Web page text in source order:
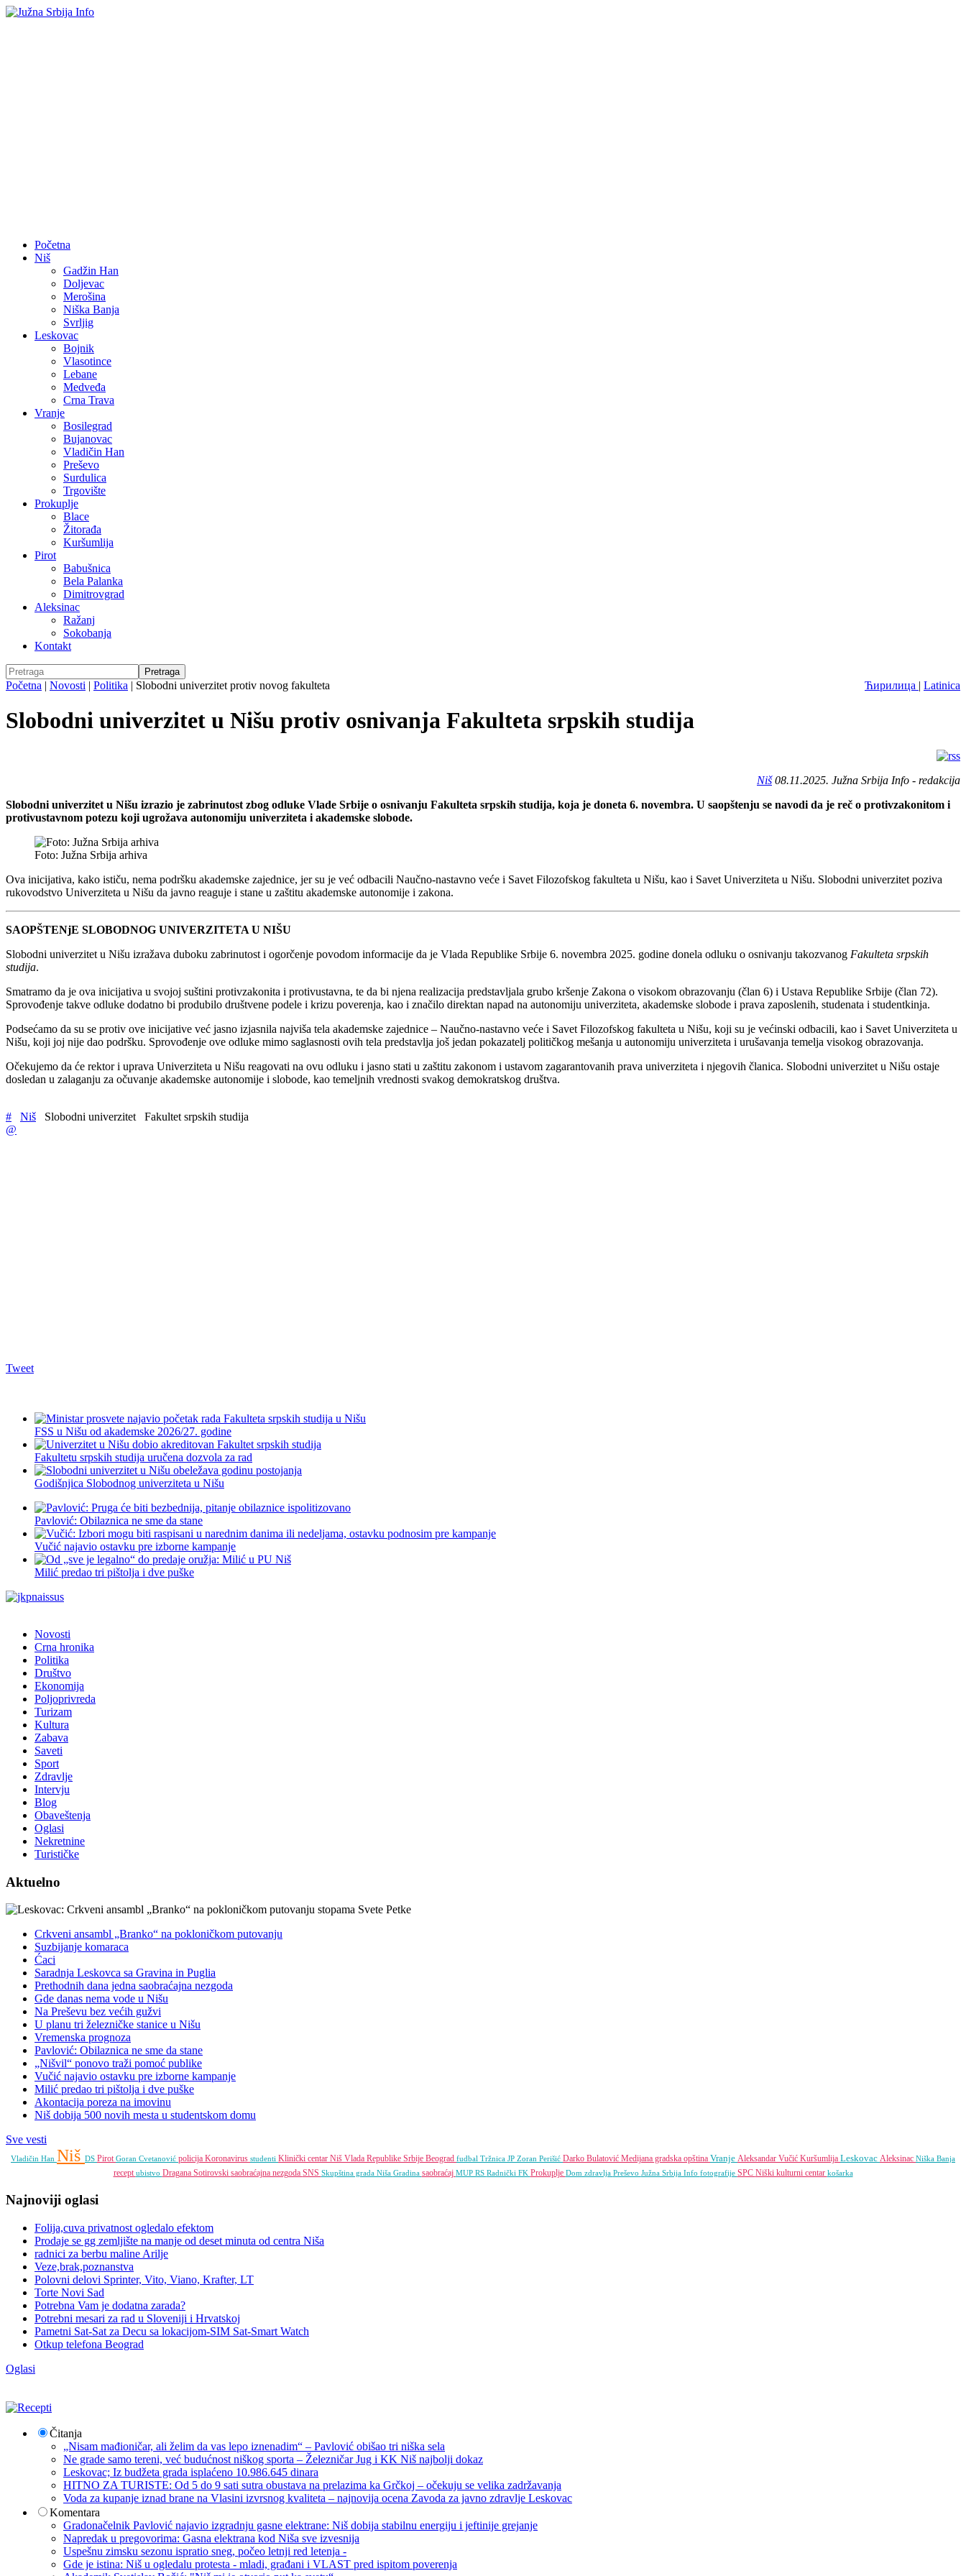
Početna
Niš
Gadžin Han
Doljevac
Merošina
Niška Banja
Svrljig
Leskovac
Bojnik
Vlasotince
Lebane
Medveđa
Crna Trava
Vranje
Bosilegrad
Bujanovac
Vladičin Han
Preševo
Surdulica
Trgovište
Prokuplje
Blace
Žitorađa
Kuršumlija
Pirot
Babušnica
Bela Palanka
Dimitrovgrad
Aleksinac
Ražanj
Sokobanja
Kontakt
Ћирилица | Latinica
Početna | Novosti | Politika | Slobodni univerzitet protiv novog fakulteta
Slobodni univerzitet u Nišu protiv osnivanja Fakulteta srpskih studija
Niš08.11.2025. Južna Srbija Info - redakcija
Slobodni univerzitet u Nišu izrazio je zabrinutost zbog odluke Vlade Srbije o osnivanju Fakulteta srpskih studija, koja je doneta 6. novembra. U saopštenju se navodi da je reč o protivzakonitom i
protivustavnom potezu koji ugrožava autonomiju univerziteta i akademske slobode.
Foto: Južna Srbija arhiva
Ova inicijativa, kako ističu, nema podršku akademske zajednice, jer su je već odbacili Naučno-nastavno veće i Savet Filozofskog fakulteta u Nišu, kao i Savet Univerziteta u Nišu. Slobodni univerzitet poziva
rukovodstvo Univerziteta u Nišu da javno reaguje i stane u zaštitu akademske autonomije i zakona.
SAOPŠTENjE SLOBODNOG UNIVERZITETA U NIŠU
Slobodni univerzitet u Nišu izražava duboku zabrinutost i ogorčenje povodom informacije da je Vlada Republike Srbije 6. novembra 2025. godine donela odluku o osnivanju takozvanog Fakulteta srpskih
studija.
Smatramo da je ova inicijativa u svojoj suštini protivzakonita i protivustavna, te da bi njena realizacija predstavljala grubo kršenje Zakona o visokom obrazovanju (član 6) i Ustava Republike Srbije (član 72).
Sprovođenje takve odluke dodatno bi produbilo društvene podele i krizu poverenja, kao i značilo direktan napad na autonomiju univerziteta, akademske slobode i prava zaposlenih, studenata i studentkinja.
Podsećamo da su se protiv ove inicijative već jasno izjasnila najviša tela akademske zajednice – Naučno-nastavno veće i Savet Filozofskog fakulteta u Nišu, koji su je većinski odbacili, kao i Savet Univerziteta u
Nišu, koji joj nije dao podršku. Sprovođenje ove odluke mimo saglasnosti ovih tela predstavlja još jedan pokazatelj političkog mešanja u autonomiju univerziteta i urušavanja temelja visokog obrazovanja.
Očekujemo da će rektor i uprava Univerziteta u Nišu reagovati na ovu odluku i jasno stati u zaštitu zakonom i ustavom zagarantovanih prava univerziteta i njegovih članica. Slobodni univerzitet u Nišu ostaje
dosledan u zalaganju za očuvanje akademske autonomije i slobode, kao temeljnih vrednosti svakog demokratskog društva.
# Niš Slobodni univerzitet
Fakultet srpskih studija
@
Tweet
FSS u Nišu od akademske 2026/27. godine
Fakultetu srpskih studija uručena dozvola za rad
Godišnjica Slobodnog univerziteta u Nišu
Pavlović: Obilaznica ne sme da stane
Vučić najavio ostavku pre izborne kampanje
Milić predao tri pištolja i dve puške
Novosti
Crna hronika
Politika
Društvo
Ekonomija
Poljoprivreda
Turizam
Kultura
Zabava
Saveti
Sport
Zdravlje
Intervju
Blog
Obaveštenja
Oglasi
Nekretnine
Turističke
Aktuelno
Crkveni ansambl „Branko“ na pokloničkom putovanju
Suzbijanje komaraca
Ćaci
Saradnja Leskovca sa Gravina in Puglia
Prethodnih dana jedna saobraćajna nezgoda
Gde danas nema vode u Nišu
Na Preševu bez većih gužvi
U planu tri železničke stanice u Nišu
Vremenska prognoza
Pavlović: Obilaznica ne sme da stane
„Nišvil“ ponovo traži pomoć publike
Vučić najavio ostavku pre izborne kampanje
Milić predao tri pištolja i dve puške
Akontacija poreza na imovinu
Niš dobija 500 novih mesta u studentskom domu
Sve vesti
Vladičin Han Niš DS PirotGoran Cvetanović policija Koronavirus studenti Klinički centar Niš Vlada Republike Srbije Beograd fudbal Tržnica JP Zoran Perišić Darko Bulatović Medijana gradska opština Vranje Aleksandar Vučić Kuršumlija Leskovac Aleksinac Niška Banja
receptubistvo Dragana Sotirovski saobraćajna nezgoda SNS Skupština grada Niša Gradina saobraćaj MUP RS Radnički FK Prokuplje Dom zdravlja Preševo Južna Srbija Info fotografije SPC Niški kulturni centar košarka
Najnoviji oglasi
Folija,cuva privatnost ogledalo efektom
Prodaje se gg zemljište na manje od deset minuta od centra Niša
radnici za berbu maline Arilje
Veze,brak,poznanstva
Polovni delovi Sprinter, Vito, Viano, Krafter, LT
Torte Novi Sad
Potrebna Vam je dodatna zarada?
Potrebni mesari za rad u Sloveniji i Hrvatskoj
Pametni Sat-Sat za Decu sa lokacijom-SIM Sat-Smart Watch
Otkup telefona Beograd
Oglasi
Čitanja
„Nisam mađioničar, ali želim da vas lepo iznenadim“ – Pavlović obišao tri niška sela
Ne grade samo tereni, već budućnost niškog sporta – Železničar Jug i KK Niš najbolji dokaz
Leskovac; Iz budžeta grada isplaćeno 10.986.645 dinara
HITNO ZA TURISTE: Od 5 do 9 sati sutra obustava na prelazima ka Grčkoj – očekuju se velika zadržavanja
Voda za kupanje iznad brane na Vlasini izvrsnog kvaliteta – najnovija ocena Zavoda za javno zdravlje Leskovac
Komentara
Gradonačelnik Pavlović najavio izgradnju gasne elektrane: Niš dobija stabilnu energiju i jeftinije grejanje
Napredak u pregovorima: Gasna elektrana kod Niša sve izvesnija
Uspešnu zimsku sezonu ispratio sneg, počeo letnji red letenja -
Gde je istina: Niš u ogledalu protesta - mladi, građani i VLAST pred ispitom poverenja